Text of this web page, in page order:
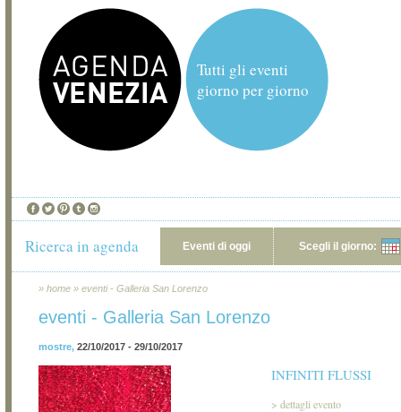
Tutti gli eventi
giorno per giorno
Ricerca in agenda Eventi di oggi Scegli il giorno:
» home » eventi - Galleria San Lorenzo
eventi - Galleria San Lorenzo
mostre, 22/10/2017 - 29/10/2017
INFINITI FLUSSI
> dettagli evento